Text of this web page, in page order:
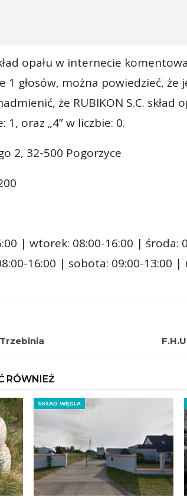
opału w internecie
1 głosów, można powiedzieć, że
że RUBIKON S.C. skład
1, oraz „4” w liczbie: 0.
2, 32-500 Pogorzyce
| wtorek: 08:00-16:00 | środa:
16:00 | sobota: 09:00-13:00 |
RÓWNIEŻ
SKŁAD WĘGLA